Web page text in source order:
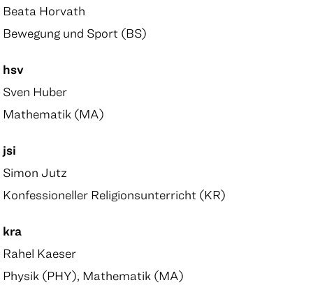
Beata Horvath
Bewegung und Sport (BS)
hsv
Sven Huber
Mathematik (MA)
jsi
Simon Jutz
Konfessioneller Religionsunterricht (KR)
kra
Rahel Kaeser
Physik (PHY), Mathematik (MA)